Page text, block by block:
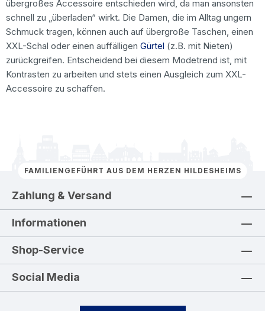
übergroßes Accessoire entschieden wird, da man ansonsten
schnell zu „überladen“ wirkt. Die Damen, die im Alltag ungern
Schmuck tragen, können auch auf übergroße Taschen, einen
XXL-Schal oder einen auffälligen Gürtel (z.B. mit Nieten)
zurückgreifen. Entscheidend bei diesem Modetrend ist, mit
Kontrasten zu arbeiten und stets einen Ausgleich zum XXL-
Accessoire zu schaffen.
FAMILIENGEFÜHRT AUS DEM HERZEN HILDESHEIMS
Zahlung & Versand
Informationen
Shop-Service
Social Media